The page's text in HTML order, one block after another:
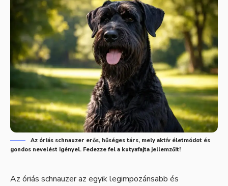
Az óriás schnauzer erős, hűséges társ, mely aktív életmódot és
gondos nevelést igényel. Fedezze fel a kutyafajta jellemzőit!
Az óriás schnauzer az egyik legimpozánsabb és